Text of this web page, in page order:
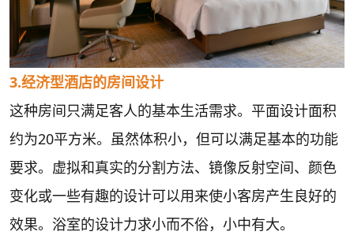
3.经济型酒店的房间设计
这种房间只满足客人的基本生活需求。平面设计面积
约为20平方米。虽然体积小，但可以满足基本的功能
要求。虚拟和真实的分割方法、镜像反射空间、颜色
变化或一些有趣的设计可以用来使小客房产生良好的
效果。浴室的设计力求小而不俗，小中有大。